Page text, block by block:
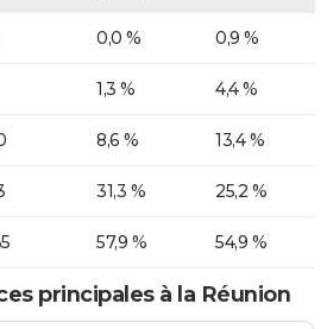
0,0 % 0,9 %
1,3 % 4,4 %
8,6 % 13,4 %
31,3 % 25,2 %
57,9 % 54,9 %
principales à la Réunion